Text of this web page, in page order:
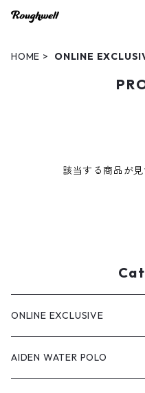
HOME ONLINE
該当する商品が
ONLINE EXCLUSIVE
AIDEN WATER POLO